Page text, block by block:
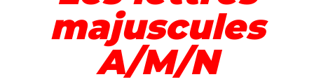
majuscules
A/M/N